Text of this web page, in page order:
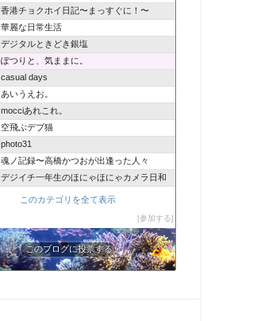
香港チョクホイ日記〜まっすぐに！〜
華麗な日常生活
デジタルときどき銀塩
ぽつりと、気ままに。
casual days
あいうえお。
mocciあれこれ。
空飛ぶデブ猫
photo31
魂ノ記録〜高橋かつおが出逢った人々
デジイチ一年生のほにゃほにゃカメラ日和
このカテゴリを全て表示
参加する
このブログに投票する